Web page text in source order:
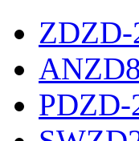
ZDZD-
PDZD-